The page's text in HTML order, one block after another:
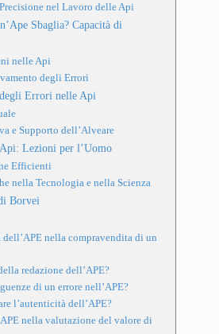
nel Lavoro delle Api
Sbaglia? Capacità di
nelle Api
degli Errori
Errori nelle Api
e Supporto dell’Alveare
Lezioni per l’Uomo
Efficienti
nella Tecnologia e nella Scienza
Borvei
dell’APE nella compravendita di un
redazione dell’APE?
di un errore nell’APE?
l’autenticità dell’APE?
nella valutazione del valore di